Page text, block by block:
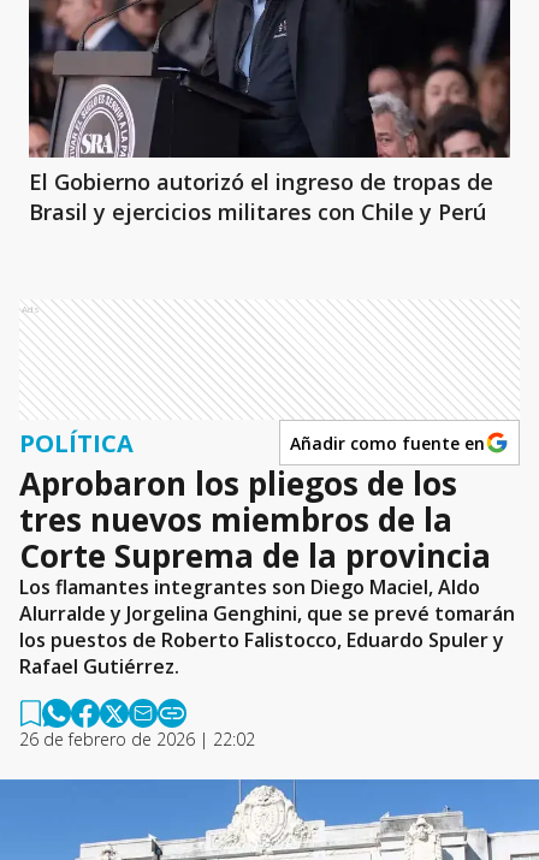
El Gobierno autorizó el ingreso de tropas de
Brasil y ejercicios militares con Chile y Perú
Ads
POLÍTICA Añadir como fuente en
Aprobaron los pliegos de los
tres nuevos miembros de la
Corte Suprema de la provincia
Los flamantes integrantes son Diego Maciel, Aldo
Alurralde y Jorgelina Genghini, que se prevé tomarán
los puestos de Roberto Falistocco, Eduardo Spuler y
Rafael Gutiérrez.
26 de febrero de 2026 | 22:02